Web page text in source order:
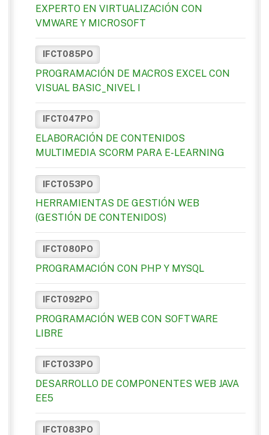
EXPERTO EN VIRTUALIZACIÓN CON
VMWARE Y MICROSOFT
IFCT085PO
PROGRAMACIÓN DE MACROS EXCEL CON
VISUAL BASIC_NIVEL I
IFCT047PO
ELABORACIÓN DE CONTENIDOS
MULTIMEDIA SCORM PARA E-LEARNING
IFCT053PO
HERRAMIENTAS DE GESTIÓN WEB
(GESTIÓN DE CONTENIDOS)
IFCT080PO
PROGRAMACIÓN CON PHP Y MYSQL
IFCT092PO
PROGRAMACIÓN WEB CON SOFTWARE
LIBRE
IFCT033PO
DESARROLLO DE COMPONENTES WEB JAVA
EE5
IFCT083PO